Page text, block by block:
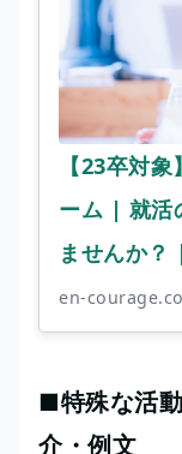
【23卒対
ーム | 就活
ませんか
en-
■特殊な活
介・例文